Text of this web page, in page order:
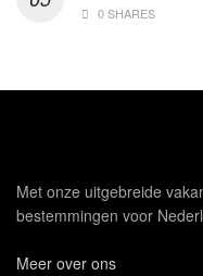
0 SHARES
Met onze uitgebreide
bestemmingen voor
Meer over ons